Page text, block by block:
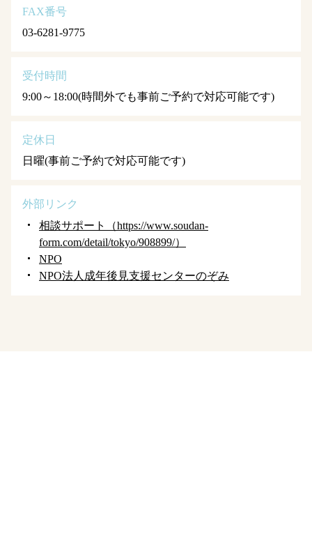
FAX番号
03-6281-9775
受付時間
9:00～18:00(時間外でも事前ご予約で対応可能です)
定休日
日曜(事前ご予約で対応可能です)
外部リンク
相談サポート（https://www.soudan-
form.com/detail/tokyo/908899/）
NPO
NPO法人成年後見支援センターのぞみ